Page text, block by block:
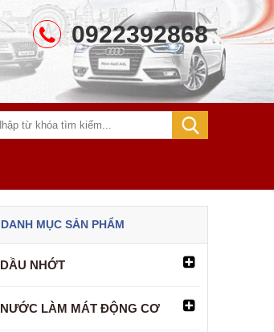
0922392868
DANH MỤC SẢN PHẨM
DẦU NHỚT
NƯỚC LÀM MÁT ĐỘNG CƠ